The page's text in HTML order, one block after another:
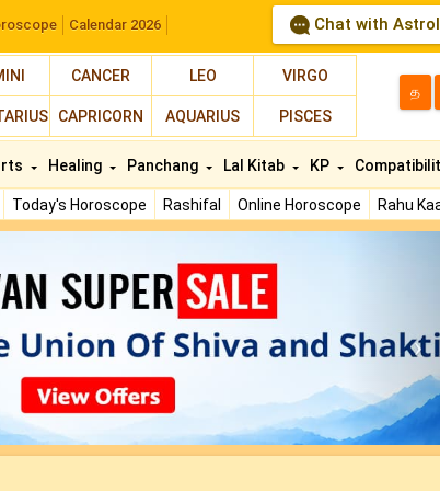
Calendar 2026 Chat with
CANCER LEO VIRGO
CAPRICORN AQUARIUS PISCES
த
Today's Horoscope Rashifal Online Horoscope Rahu
Healing Panchang Lal Kitab KP